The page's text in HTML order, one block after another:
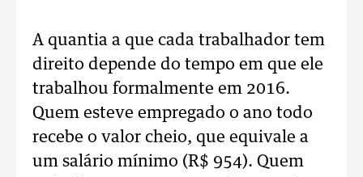
A quantia a que cada trabalhador tem
direito depende do tempo em que ele
trabalhou formalmente em 2016.
Quem esteve empregado o ano todo
recebe o valor cheio, que equivale a
um salário mínimo (R$ 954). Quem